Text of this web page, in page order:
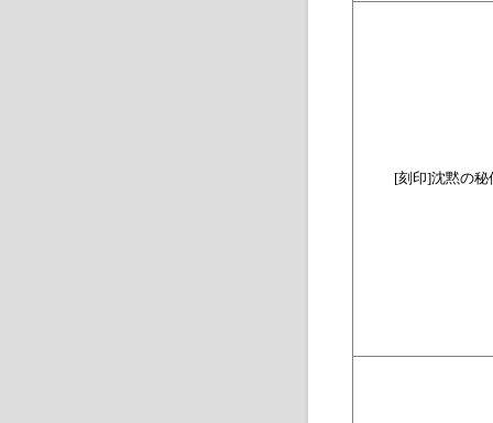
[刻印]沈黙の秘